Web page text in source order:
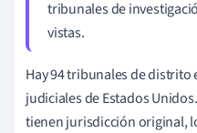
tribunales de
vistas.
Hay 94 tribunales de
judiciales de Estados
tienen jurisdicción original,